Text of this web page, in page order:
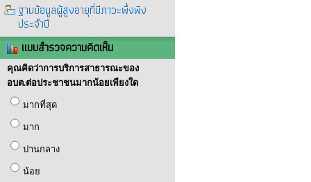
ฐานข้อมูลผู้สูงอายุที่มีภาวะพึ่งพิง
ประจำปี
แบบสำรวจความคิดเห็น
คุณคิดว่าการบริการสาธารณะของ
อบต.ต่อประชาชนมากน้อยเพียงใด
มากที่สุด
มาก
ปานกลาง
น้อย